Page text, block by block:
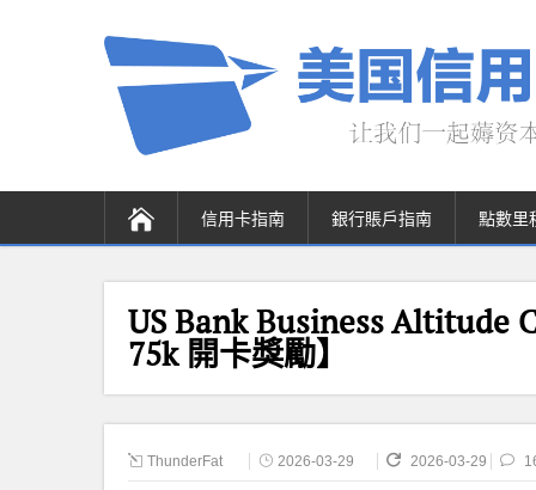
信用卡指南 銀行賬戶指南 點數里
US Bank Business Altitude
75k 開卡獎勵】
ThunderFat 2026-03-29 2026-03-29